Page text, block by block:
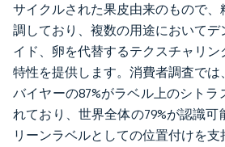
サイクルされた果皮由来のもので
調しており、複数の用途においてデ
イド、卵を代替するテクスチャリ
特性を提供します。消費者調査で
バイヤーの87%がラベル上のシトラ
れており、世界全体の79%が認識可
リーンラベルとしての位置付けを